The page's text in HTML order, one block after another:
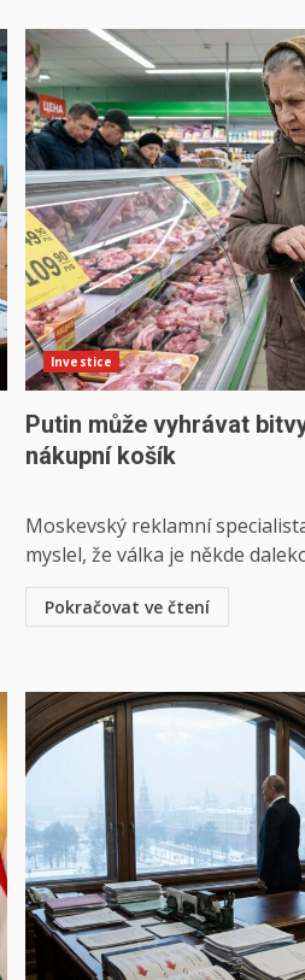
Investice
Putin může vyhrávat
nákupní košík
Moskevský reklamní
myslel, že válka je někde
Pokračovat ve čtení